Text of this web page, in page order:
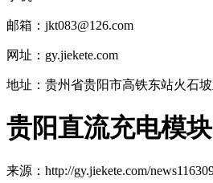
邮箱：jkt083@126.com
网址：gy.jiekete.com
地址：贵州省贵阳市高铁东站火石
贵阳直流充电模
来源：http://gy.jiekete.com/